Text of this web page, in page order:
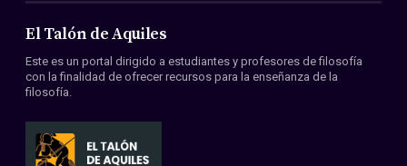
Acerca de nosotros
Miembros
Convenios
El Talón de Aquiles
Este es un portal dirigido a estudiantes y profesores de filosofía
con la finalidad de ofrecer recursos para la enseñanza de la
filosofía.